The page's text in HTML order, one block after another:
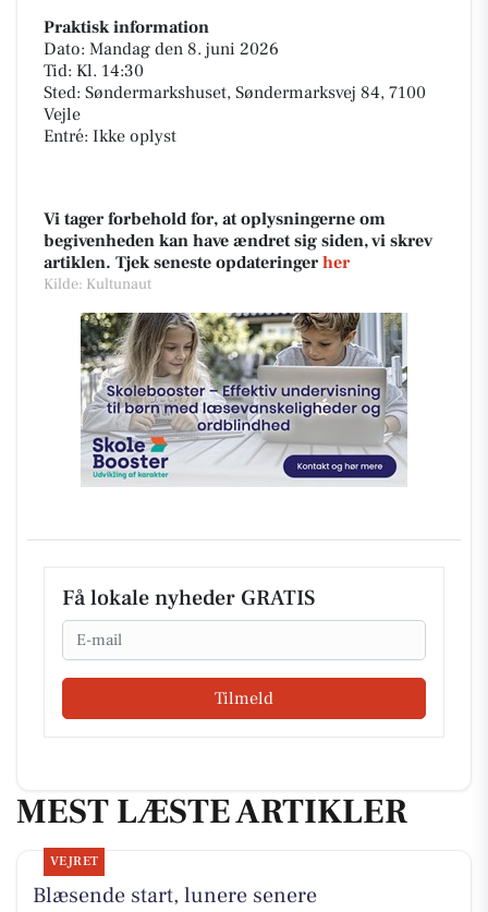
Praktisk information
Dato: Mandag den 8. juni 2026
Tid: Kl. 14:30
Sted: Søndermarkshuset, Søndermarksvej 84, 7100
Vejle
Entré: Ikke oplyst
Vi tager forbehold for, at oplysningerne om
begivenheden kan have ændret sig siden, vi skrev
artiklen. Tjek seneste opdateringer her
Kilde: Kultunaut
Få lokale nyheder GRATIS
Email
Tilmeld
MEST LÆSTE ARTIKLER
VEJRET
Blæsende start, lunere senere